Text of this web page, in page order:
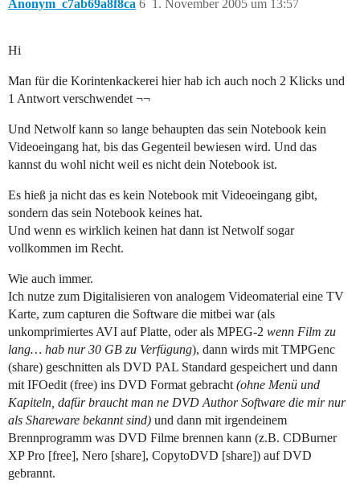
Anonym_c7ab69a8f8ca 1. November 2005 um 13:57
6
Hi
Man für die Korintenkackerei hier hab ich auch noch 2 Klicks und
1 Antwort verschwendet ¬¬
Und Netwolf kann so lange behaupten das sein Notebook kein
Videoeingang hat, bis das Gegenteil bewiesen wird. Und das
kannst du wohl nicht weil es nicht dein Notebook ist.
Es hieß ja nicht das es kein Notebook mit Videoeingang gibt,
sondern das sein Notebook keines hat.
Und wenn es wirklich keinen hat dann ist Netwolf sogar
vollkommen im Recht.
Wie auch immer.
Ich nutze zum Digitalisieren von analogem Videomaterial eine TV
Karte, zum capturen die Software die mitbei war (als
unkomprimiertes AVI auf Platte, oder als MPEG-2 wenn Film zu
lang… hab nur 30 GB zu Verfügung), dann wirds mit TMPGenc
(share) geschnitten als DVD PAL Standard gespeichert und dann
mit IFOedit (free) ins DVD Format gebracht (ohne Menü und
Kapiteln, dafür braucht man ne DVD Author Software die mir nur
als Shareware bekannt sind) und dann mit irgendeinem
Brennprogramm was DVD Filme brennen kann (z.B. CDBurner
XP Pro [free], Nero [share], CopytoDVD [share]) auf DVD
gebrannt.